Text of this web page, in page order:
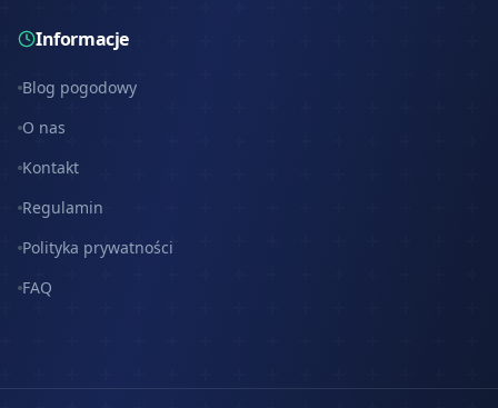
Informacje
Blog pogodowy
O nas
Kontakt
Regulamin
Polityka prywatności
FAQ